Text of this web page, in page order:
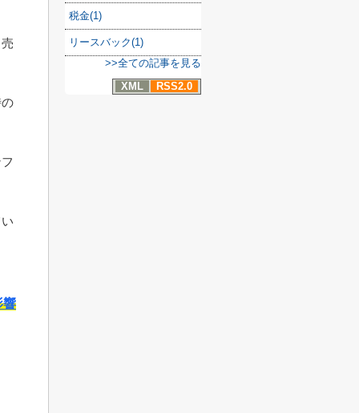
響
税金(1)
リースバック(1)
>>全ての記事を見る
XML
RSS2.0